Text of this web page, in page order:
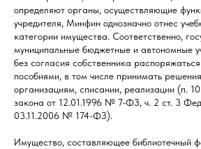
определяют органы, осуществляющие
учредителя, Минфин однозначно отнес
категории имущества. Соответственно,
муниципальные бюджетные и автономные
без согласия собственника
пособиями, в том числе принимать
организациям, списании, реализации (п.
закона от 12.01.1996 № 7-ФЗ, ч. 2 ст. 3
03.11.2006 № 174-ФЗ).
Имущество, составляющее библиотечный